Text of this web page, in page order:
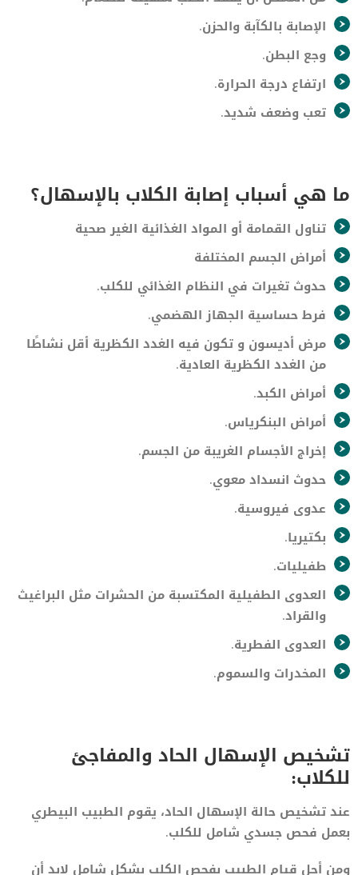
الإصابة بالكآبة والحزن.
وجع البطن.
ارتفاع درجة الحرارة.
تعب وضعف شديد.
ما هي أسباب إصابة الكلاب بالإسهال؟
تناول القمامة أو المواد الغذائية الغير صحية
أمراض الجسم المختلفة
حدوث تغيرات في النظام الغذائي للكلب.
فرط حساسية الجهاز الهضمي.
مرض أديسون و تكون فيه الغدد الكظرية أقل نشاطًا
من الغدد الكظرية العادية.
أمراض الكبد.
أمراض البنكرياس.
إخراج الأجسام الغريبة من الجسم.
حدوث انسداد معوي.
عدوى فيروسية.
بكتيريا.
طفيليات.
العدوى الطفيلية المكتسبة من الحشرات مثل البراغيث
والقراد.
العدوى الفطرية.
المخدرات والسموم.
تشخيص الإسهال الحاد والمفاجئ
للكلاب:
عند تشخيص حالة الإسهال الحاد، يقوم الطبيب البيطري
بعمل فحص جسدي شامل للكلب.
ومن أجل قيام الطبيب بفحص الكلب بشكل شامل لابد أن